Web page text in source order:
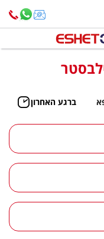
ברגע האחרון